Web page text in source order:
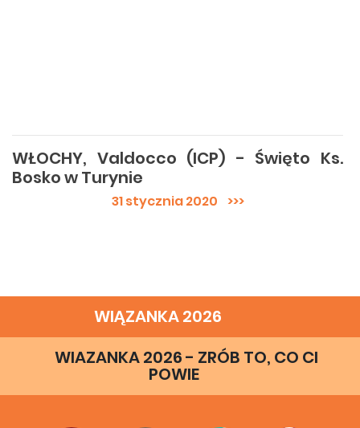
WŁOCHY, Valdocco (ICP) - Święto Ks.
Bosko w Turynie
31 stycznia 2020 >>>
WIĄZANKA 2026
WIAZANKA 2026 - ZRÓB TO, CO CI
POWIE